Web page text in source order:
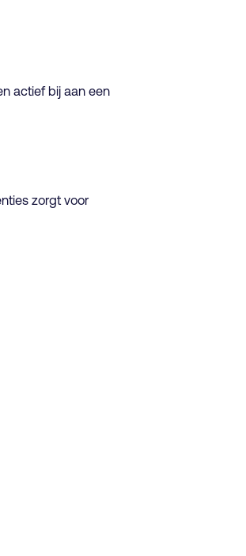
actief bij aan een
zorgt voor